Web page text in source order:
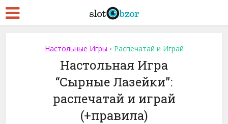
Настольные Игры • Распечатай и Играй
Настольная Игра
“Сырные Лазейки”:
распечатай и играй
(+правила)